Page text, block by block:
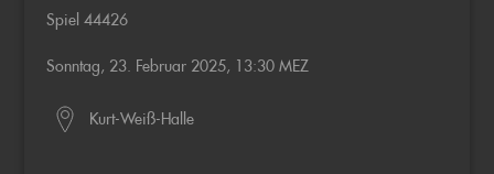
Spiel 44426
Sonntag, 23. Februar 2025, 13:30 MEZ
Kurt-Weiß-Halle